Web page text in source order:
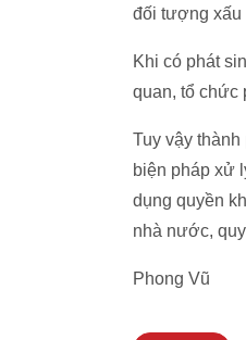
đối tượng xấu
Khi có phát
quan, tổ chức
Tuy vậy
biện pháp xử
dụng quyền
nhà nước,
Phong Vũ